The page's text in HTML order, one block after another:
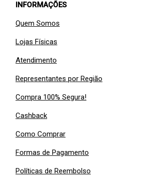
INFORMAÇÕES
Quem Somos
Lojas Físicas
Atendimento
Representantes por Região
Compra 100% Segura!
Cashback
Como Comprar
Formas de Pagamento
Políticas de Reembolso